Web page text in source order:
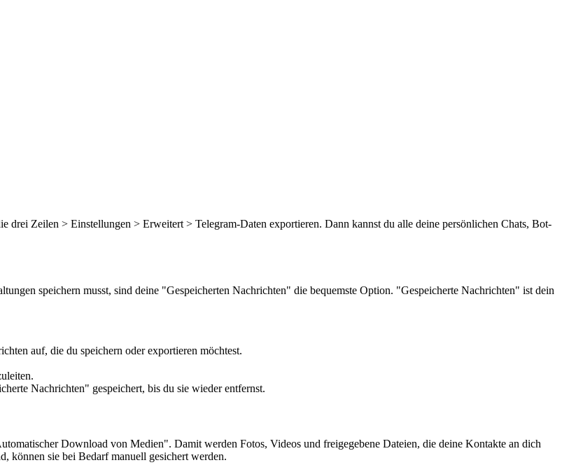
drei Zeilen > Einstellungen > Erweitert > Telegram-Daten exportieren. Dann kannst du alle deine persönlichen Chats, Bot-
speichern musst, sind deine "Gespeicherten Nachrichten" die bequemste Option. "Gespeicherte Nachrichten" ist dein
auf, die du speichern oder exportieren möchtest.
Nachrichten" gespeichert, bis du sie wieder entfernst.
Download von Medien". Damit werden Fotos, Videos und freigegebene Dateien, die deine Kontakte an dich
können sie bei Bedarf manuell gesichert werden.